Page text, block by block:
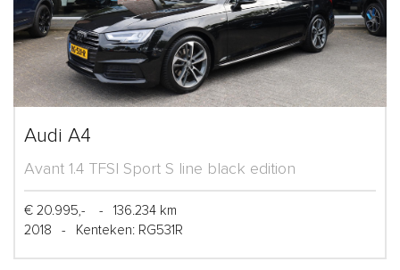
Audi A4
Avant 1.4 TFSI Sport S line black edition
€ 20.995,- -
136.234 km
2018
- Kenteken: RG531R